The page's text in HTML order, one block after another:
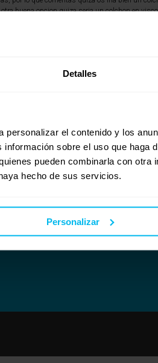
Detalles
personalizar el contenido y los
sobre el uso que haga
pueden combinarla con otra
hecho de sus servicios.
Personalizar
buena opcion quiza seria un colchon en
nosotros te podemos ofrecer varios
SOJA.html
son dos buenisimas opciones.